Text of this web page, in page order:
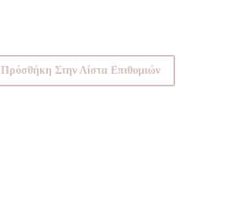
Πρόσθήκη Στην Λίστα Επιθυμιών